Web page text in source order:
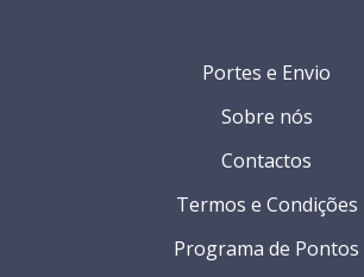
Portes e Envio
Sobre nós
Contactos
Termos e Condições
Programa de Pontos